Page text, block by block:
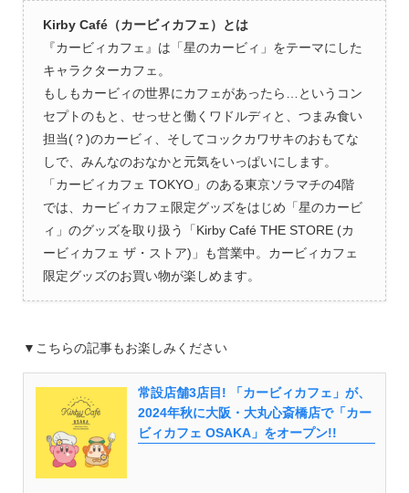
Kirby Café（カービィカフェ）とは
『カービィカフェ』は「星のカービィ」をテーマにした
キャラクターカフェ。
もしもカービィの世界にカフェがあったら…というコン
セプトのもと、せっせと働くワドルディと、つまみ食い
担当(？)のカービィ、そしてコックカワサキのおもてな
しで、みんなのおなかと元気をいっぱいにします。
「カービィカフェ TOKYO」のある東京ソラマチの4階
では、カービィカフェ限定グッズをはじめ「星のカービ
ィ」のグッズを取り扱う「Kirby Café THE STORE (カ
ービィカフェ ザ・ストア)」も営業中。カービィカフェ
限定グッズのお買い物が楽しめます。
▼こちらの記事もお楽しみください
常設店舗3店目! 「カービィカフェ」が、
2024年秋に大阪・大丸心斎橋店で「カー
ビィカフェ OSAKA」をオープン!!